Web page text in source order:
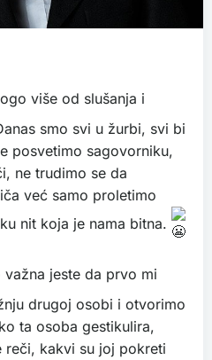
više od slušanja i
smo svi u žurbi, svi bi
posvetimo sagovorniku,
ne trudimo se da
već samo proletimo
nit koja je nama bitna.
jeste da prvo mi
drugoj osobi i otvorimo
ta osoba gestikulira,
reči, kakvi su joj pokreti